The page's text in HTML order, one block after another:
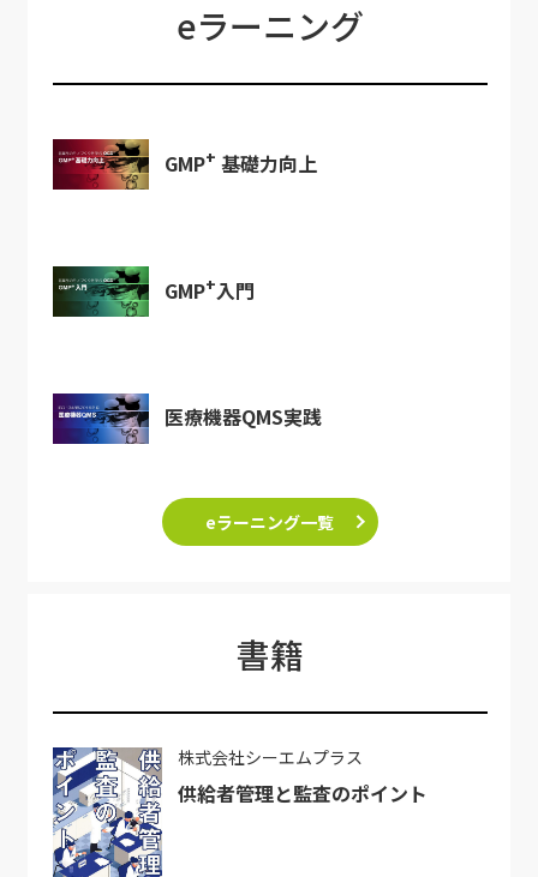
eラーニング
GMP+ 基礎力向上
GMP+入門
医療機器QMS実践
eラーニング一覧
書籍
株式会社シーエムプラス
供給者管理と監査のポイント